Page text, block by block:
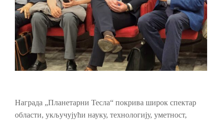
Награда „Планетарни Тесла“ покрива широк спектар
области, укључујући науку, технологију, уметност,